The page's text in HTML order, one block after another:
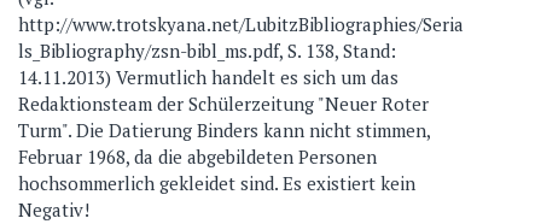
http://www.trotskyana.net/LubitzBibliographies/Seria
ls_Bibliography/zsn-bibl_ms.pdf, S. 138, Stand:
14.11.2013) Vermutlich handelt es sich um das
Redaktionsteam der Schülerzeitung "Neuer Roter
Turm". Die Datierung Binders kann nicht stimmen,
Februar 1968, da die abgebildeten Personen
hochsommerlich gekleidet sind. Es existiert kein
Negativ!